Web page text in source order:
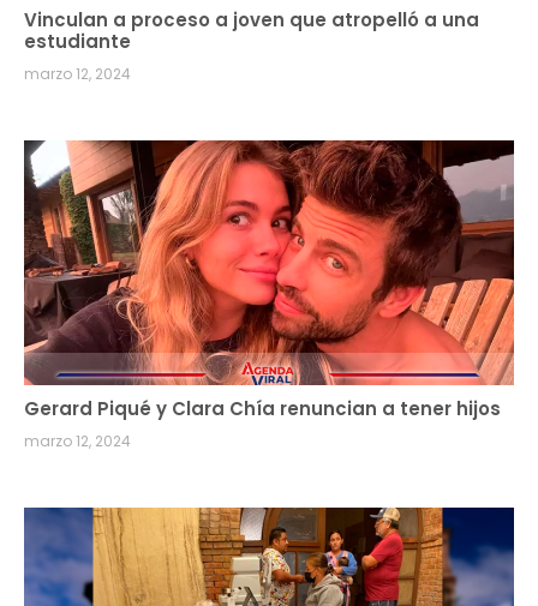
Vinculan a proceso a joven que atropelló a una
estudiante
marzo 12, 2024
Gerard Piqué y Clara Chía renuncian a tener hijos
marzo 12, 2024